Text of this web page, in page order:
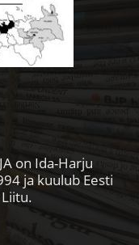
on Ida-Harju
ja kuulub Eesti